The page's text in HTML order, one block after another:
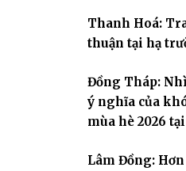
Thanh Hoá:
thuận tại hạ
Đồng Tháp:
ý nghĩa của
mùa hè 2026
Lâm Đồng: